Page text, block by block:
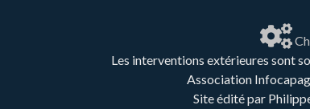
Les interventions extérieures sont
Association
Site édité par